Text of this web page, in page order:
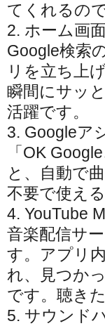
てくれるの
2. ホーム画
Google検索
リを立ち上
瞬間にサッ
活躍です。
3. Googleア
「OK
と、自動で
不要で使え
4. YouTube
音楽配信サ
す。アプリ
れ、見つか
です。聴き
5. サウンド